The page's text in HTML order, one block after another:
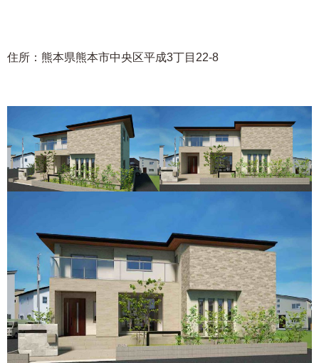
住所：熊本県熊本市中央区平成3丁目22-8